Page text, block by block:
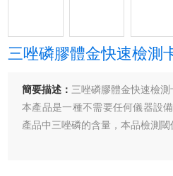
三唑磷膠體金快速檢測
簡要描述： 三唑磷膠體金快速檢測
本產品是一種不需要任何儀器設
產品中三唑磷的含量，本品檢測閾